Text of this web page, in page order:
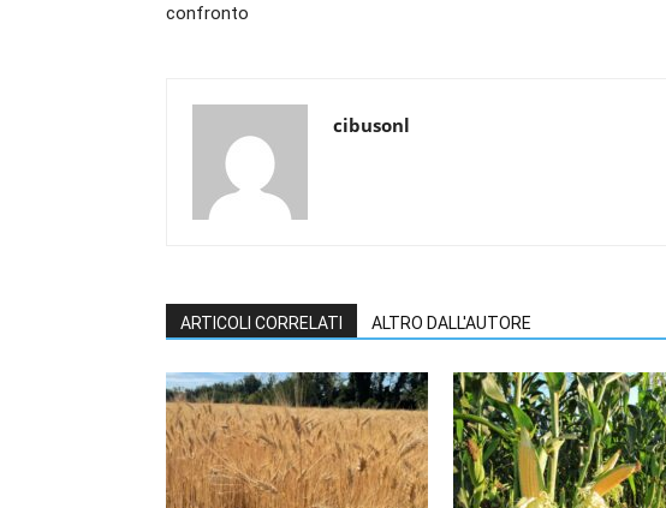
confronto
cibusonl
ARTICOLI CORRELATI ALTRO DALL'AUTORE